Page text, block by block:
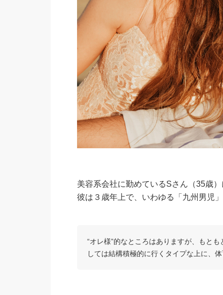
美容系会社に勤めているSさん（35歳
彼は３歳年上で、いわゆる「九州男児
“オレ様”的なところはありますが、もと
しては結構積極的に行くタイプな上に、